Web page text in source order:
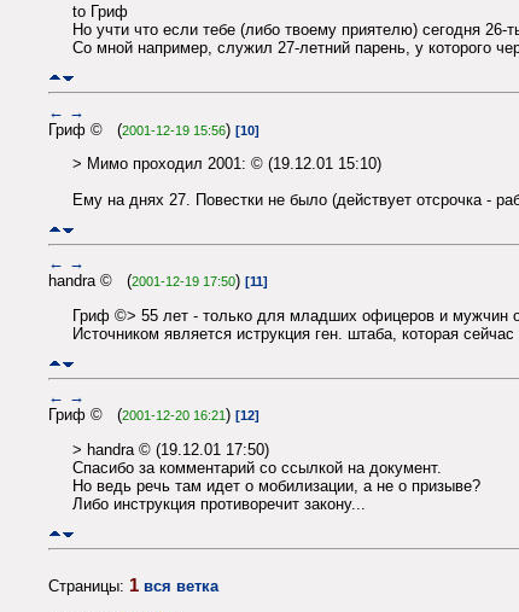
to Гриф
Но учти что если тебе (либо твоему приятелю) сегодня 26-
Со мной например, служил 27-летний парень, у которого
← →
Гриф © (2001-12-19 15:56) [10]
> Мимо проходил 2001: © (19.12.01 15:10)
Ему на днях 27. Повестки не было (действует отсрочка -
← →
handra © (2001-12-19 17:50) [11]
Гриф ©> 55 лет - только для младших офицеров и мужчин
Источником является иструкция ген. штаба, которая
← →
Гриф © (2001-12-20 16:21) [12]
> handra © (19.12.01 17:50)
Спасибо за комментарий со ссылкой на документ.
Но ведь речь там идет о мобилизации, а не о призыве?
Либо инструкция противоречит закону...
Страницы: 1 вся ветка